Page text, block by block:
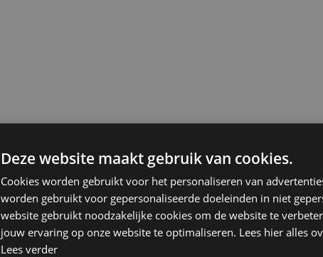
Deze website maakt gebruik van cookies.
Cookies worden gebruikt voor het personaliseren van
worden gebruikt voor gepersonaliseerde doeleinden in niet
website gebruikt noodzakelijke cookies om de website te
jouw ervaring op onze website te optimaliseren. Lees hier alles
Lees verder